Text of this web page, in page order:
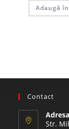
Adaugă
Contact
Str.